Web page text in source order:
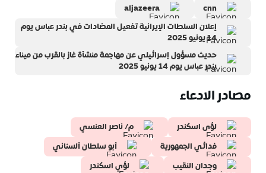
cnn
aljazeera
إعلان السلطات الإيرانية تفعيل المضادات في بندر عباس يوم
14 يونيو 2025
حديث مسؤول إسرائيلي عن مهاجمة منشأة غاز بالقرب من ميناء
بندر عباس يوم 14 يونيو 2025
مصادر الادعاء
لؤى اسكندر
م/ ناصر العنسي
فدائي الجمهورية
أبو سلطان ألسناني
وجدان النقيب
لؤي اسكندر